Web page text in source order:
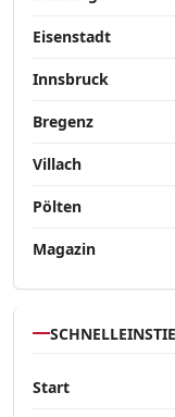
Eisenstadt
Innsbruck
Bregenz
Villach
Pölten
Magazin
Start